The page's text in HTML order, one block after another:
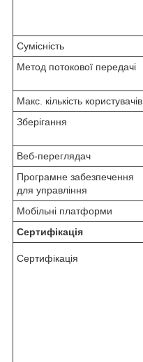
Сумісність
Метод потокової передачі
Макс. кількість користувачів
Зберігання
Веб-переглядач
Програмне забезпечення
для управління
Мобільні платформи
Сертифікація
Сертифікація